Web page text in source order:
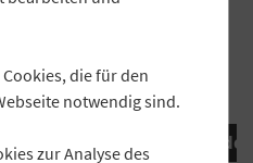
+49 172 6271769
bayern.de
Datei
die für den
notwendig sind.
zur Analyse des